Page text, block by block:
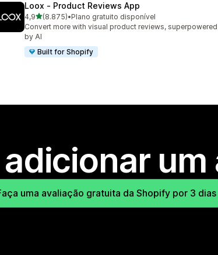
Loox ‑ Product Reviews App
4,9de 5 estrelas
(8.875)
8875 avaliações ao todo
•Plano gratuito disponível
Convert more with visual product reviews, superpowered
by AI
Built for Shopify
um
uma avaliação gratuita da Shopify por 3 dias